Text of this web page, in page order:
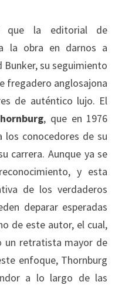
que la editorial de
la obra en darnos a
su seguimiento
fregadero anglosajona
de auténtico lujo. El
, que en 1976
los conocedores de su
carrera. Aunque ya se
y esta
de los verdaderos
deparar esperadas
de este autor, el cual,
un retratista mayor de
enfoque, Thornburg
a lo largo de las